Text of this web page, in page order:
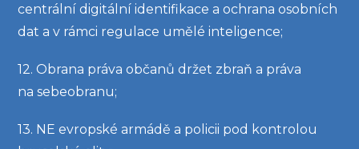
centrální digitální identifikace a ochrana osobních
dat a v rámci regulace umělé inteligence;
12. Obrana práva občanů držet zbraň a práva
na sebeobranu;
13. NE evropské armádě a policii pod kontrolou